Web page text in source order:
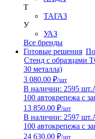
Т
ТАГАЗ
У
УАЗ
Все бренды
Готовые решения
Стенд с образцами
30 металла)
3 080.00 ₽/шт
В наличии: 2595 шт.
100 автокрепежа с
13 850.00 ₽/шт
В наличии: 2597 шт.
100 автокрепежа с
24 630.00 ₽/шт